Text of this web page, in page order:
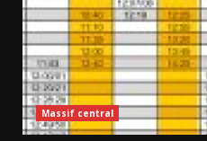
Massif central